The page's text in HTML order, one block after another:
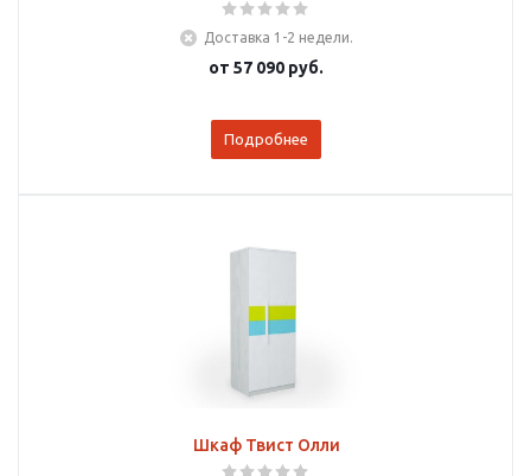
Доставка 1-2 недели.
от 57 090 руб.
Подробнее
Шкаф Твист Олли